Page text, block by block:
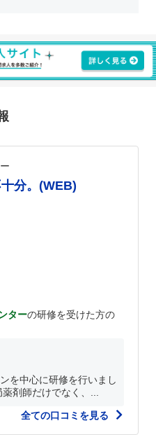
分。(WEB)
ターの研修を受けた方の
を中心に研修を行いまし
剤師だけでなく、...
全ての口コミを見る